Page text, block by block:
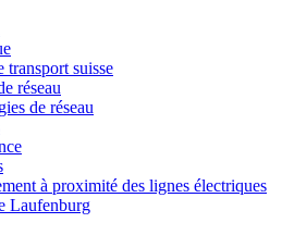
transport suisse
réseau
de réseau
à proximité des lignes électriques
Laufenburg